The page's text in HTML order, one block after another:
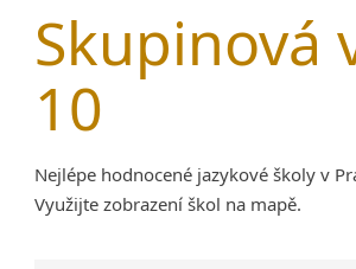
Skupinová
10
Nejlépe hodnocené jazykové školy v
Využijte zobrazení škol na mapě.